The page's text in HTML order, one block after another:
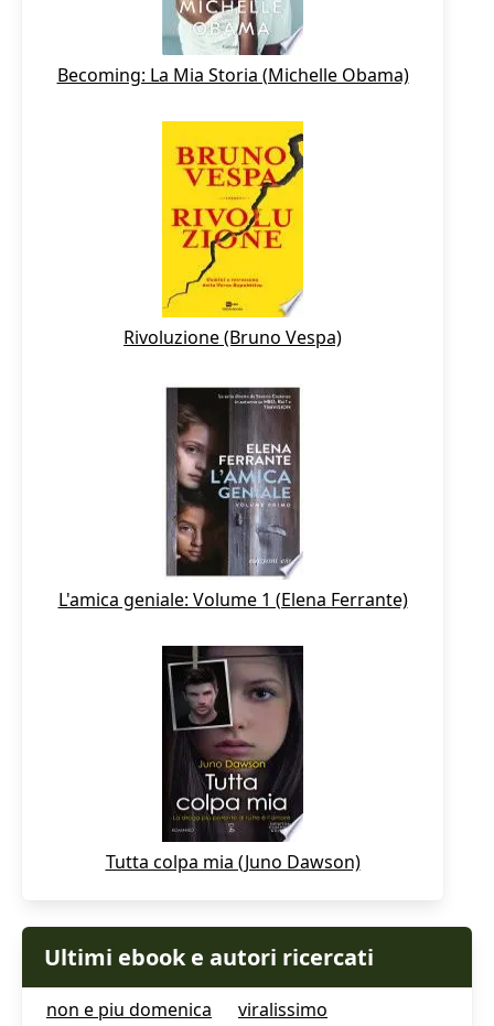
Becoming: La Mia Storia (Michelle Obama)
Rivoluzione (Bruno Vespa)
L'amica geniale: Volume 1 (Elena Ferrante)
Tutta colpa mia (Juno Dawson)
Ultimi ebook e autori ricercati
non e piu domenica viralissimo